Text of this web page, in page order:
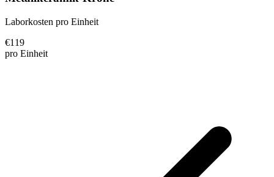
Laborkosten pro Einheit
€119
pro Einheit